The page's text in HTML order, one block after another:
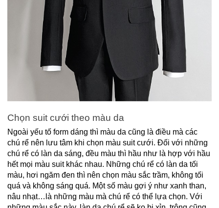
Chọn suit cưới theo màu da
Ngoài yếu tố form dáng thì màu da cũng là điều mà các
chú rể nên lưu tâm khi chọn màu suit cưới. Đối với những
chú rể có làn da sáng, đều màu thì hầu như là hợp với hầu
hết mọi màu suit khác nhau. Những chú rể có làn da tối
màu, hơi ngăm đen thì nên chọn màu sắc trầm, không tối
quá và không sáng quá. Một số màu gợi ý như xanh than,
nâu nhạt…là những màu mà chú rể có thể lựa chọn. Với